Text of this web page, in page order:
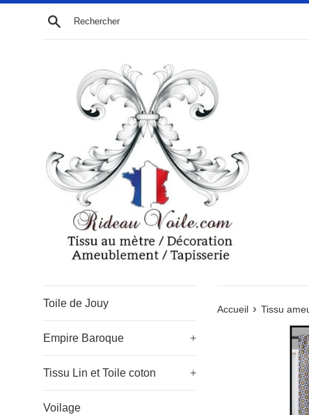
Passer
Recherche
Toile de Jouy
Empire Baroque +
Tissu Lin et Toile coton +
Voilage
Accueil › Tissu